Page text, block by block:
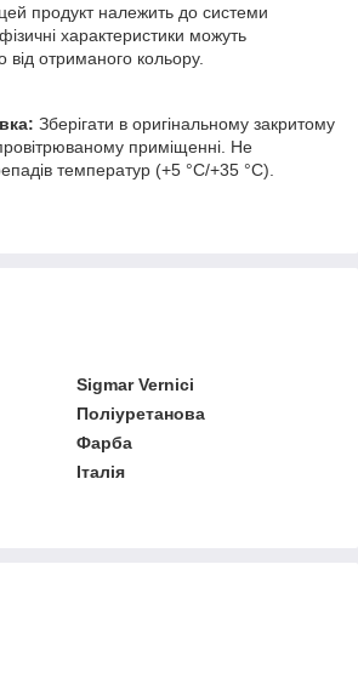
продукт належить до системи
характеристики можуть
від отриманого кольору.
Зберігати в оригінальному закритому
приміщенні. Не
температур (+5 °C/+35 °C).
Sigmar Vernici
Поліуретанова
Фарба
Італія